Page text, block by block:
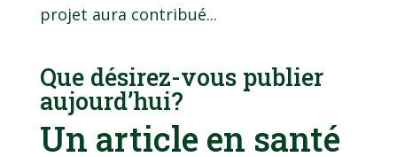
projet aura contribué...
Que désirez-vous publier
aujourd’hui?
Un article en santé